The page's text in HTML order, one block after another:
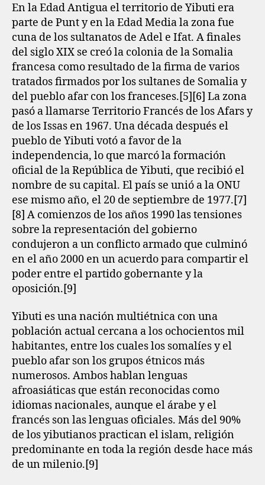
En la Edad Antigua el territorio de Yibuti era
parte de Punt y en la Edad Media la zona fue
cuna de los sultanatos de Adel e Ifat. A finales
del siglo XIX se creó la colonia de la Somalia
francesa como resultado de la firma de varios
tratados firmados por los sultanes de Somalia y
del pueblo afar con los franceses.[5]​[6]​ La zona
pasó a llamarse Territorio Francés de los Afars y
de los Issas en 1967. Una década después el
pueblo de Yibuti votó a favor de la
independencia, lo que marcó la formación
oficial de la República de Yibuti, que recibió el
nombre de su capital. El país se unió a la ONU
ese mismo año, el 20 de septiembre de 1977.[7]​
[8]​ A comienzos de los años 1990 las tensiones
sobre la representación del gobierno
condujeron a un conflicto armado que culminó
en el año 2000 en un acuerdo para compartir el
poder entre el partido gobernante y la
oposición.[9]​
Yibuti es una nación multiétnica con una
población actual cercana a los ochocientos mil
habitantes, entre los cuales los somalíes y el
pueblo afar son los grupos étnicos más
numerosos. Ambos hablan lenguas
afroasiáticas que están reconocidas como
idiomas nacionales, aunque el árabe y el
francés son las lenguas oficiales. Más del 90%
de los yibutianos practican el islam, religión
predominante en toda la región desde hace más
de un milenio.[9]​